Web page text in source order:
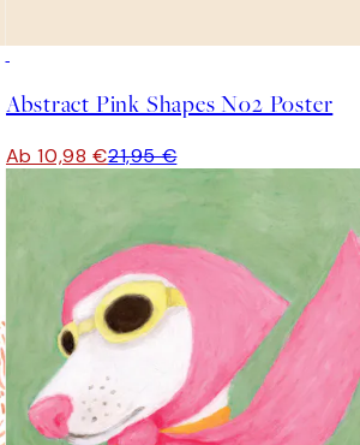
Abstract Pink Shapes No2 Poster
Ab 10,98 €21,95 €